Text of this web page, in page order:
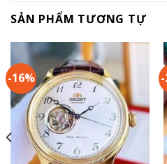
SẢN PHẨM TƯƠNG TỰ
-16%